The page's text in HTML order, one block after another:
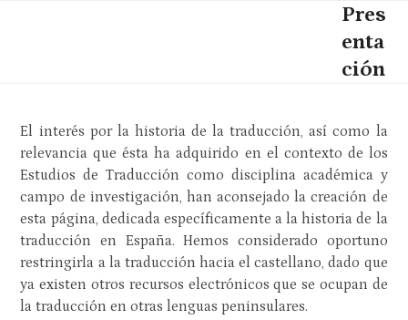
Pres
enta
ción
El interés por la historia de la traducción, así como la
relevancia que ésta ha adquirido en el contexto de los
Estudios de Traducción como disciplina académica y
campo de investigación, han aconsejado la creación de
esta página, dedicada específicamente a la historia de la
traducción en España. Hemos considerado oportuno
restringirla a la traducción hacia el castellano, dado que
ya existen otros recursos electrónicos que se ocupan de
la traducción en otras lenguas peninsulares.